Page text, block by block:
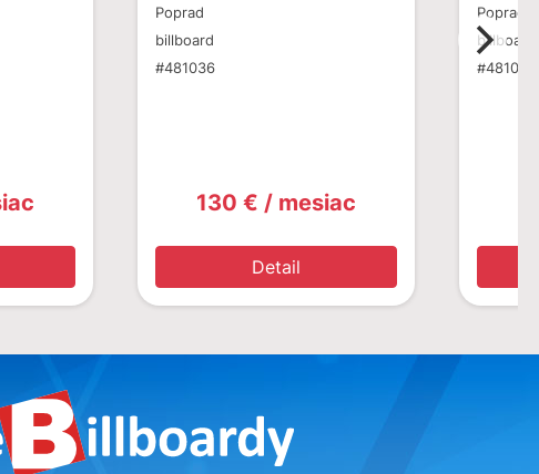
Poprad
billboard
#481036
130 € / mesiac
Detail
Poprad
billboard
#481020